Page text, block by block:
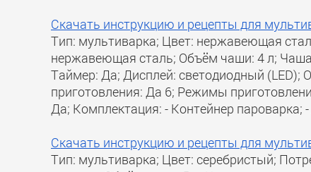
Скачать инструкцию и рецепты для
Тип: мультиварка; Цвет: нержавеющая
нержавеющая сталь; Объём чаши: 4 л;
Таймер: Да; Дисплей: светодиодный (LED);
приготовления: Да 6; Режимы
Да; Комплектация: - Контейнер пароварка;
Скачать инструкцию и рецепты для
Тип: мультиварка; Цвет: серебристый;